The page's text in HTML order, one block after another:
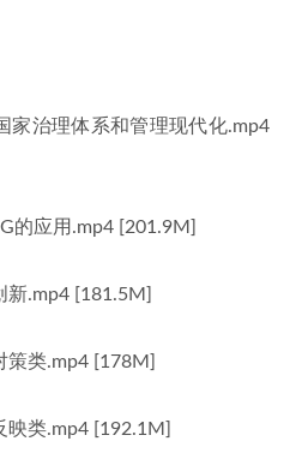
治理体系和管理现代化.mp4
应用.mp4 [201.9M]
.mp4 [181.5M]
类.mp4 [178M]
类.mp4 [192.1M]